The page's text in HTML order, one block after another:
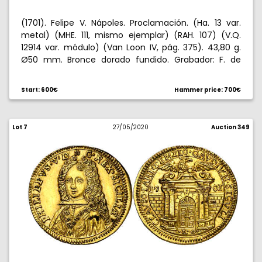
(1701). Felipe V. Nápoles. Proclamación. (Ha. 13 var.
metal) (MHE. 111, mismo ejemplar) (RAH. 107) (V.Q.
12914 var. módulo) (Van Loon IV, pág. 375). 43,80 g.
Ø50 mm. Bronce dorado fundido. Grabador: F. de
según Crusafont y la RAH. Leves rayitas. Bella. Ex
Colección Breogán, Áureo 22/10/1998, nº 78. Ex
Start: 600€ Hammer price: 700€
Lot 7 27/05/2020 Auction 349